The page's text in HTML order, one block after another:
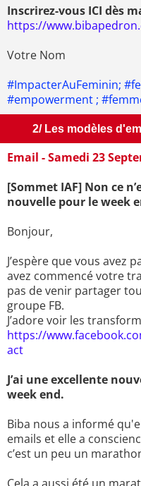
Inscrirez-vous ICI dès
https://
Votre Nom
#ImpacterAuFeminin;
#empowerment ;
2/ Les modèles
Email - Samedi 23
[Sommet IAF] Non ce
nouvelle pour le week
Bonjour,
J’espère que vous avez
avez commencé votre
pas de venir partager
groupe FB.
J’adore voir les
https://
act
J’ai une excellente
week end.
Biba nous a informé
emails et elle a
c’est un peu un